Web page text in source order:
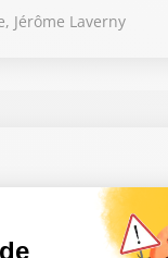
Jérôme Laverny
6 août 2026